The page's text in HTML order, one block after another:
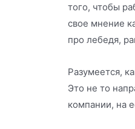
того, чтобы
свое мнение
про лебедя,
Разумеется,
Это не то
компании, на